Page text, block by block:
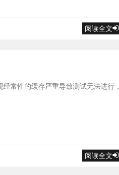
阅读全文
常性的缓存严重导致测试无法进行，
阅读全文